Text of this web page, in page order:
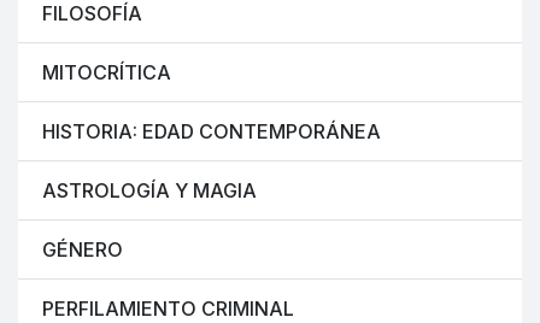
FILOSOFÍA
MITOCRÍTICA
HISTORIA: EDAD CONTEMPORÁNEA
ASTROLOGÍA Y MAGIA
GÉNERO
PERFILAMIENTO CRIMINAL